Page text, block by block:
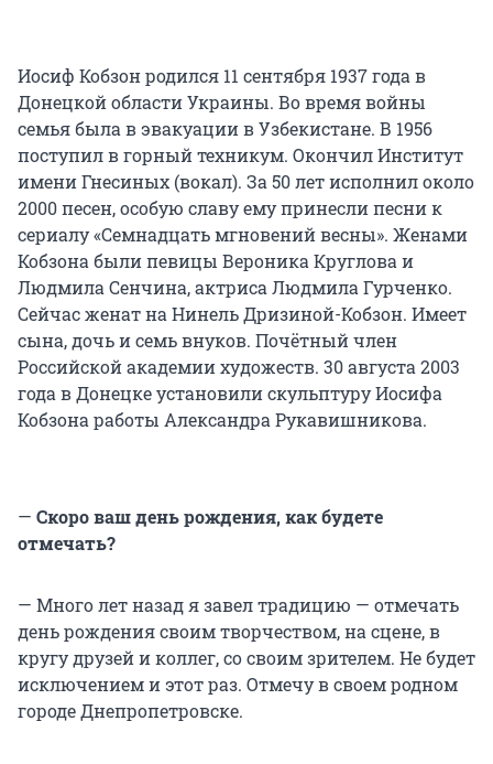
Иосиф Кобзон родился 11 сентября 1937 года в
Донецкой области Украины. Во время войны
семья была в эвакуации в Узбекистане. В 1956
поступил в горный техникум. Окончил Институт
имени Гнесиных (вокал). За 50 лет исполнил около
2000 песен, особую славу ему принесли песни к
сериалу «Семнадцать мгновений весны». Женами
Кобзона были певицы Вероника Круглова и
Людмила Сенчина, актриса Людмила Гурченко.
Сейчас женат на Нинель Дризиной-Кобзон. Имеет
сына, дочь и семь внуков. Почётный член
Российской академии художеств. 30 августа 2003
года в Донецке установили скульптуру Иосифа
Кобзона работы Александра Рукавишникова.
— Скоро ваш день рождения, как будете
отмечать?
— Много лет назад я завел традицию — отмечать
день рождения своим творчеством, на сцене, в
кругу друзей и коллег, со своим зрителем. Не будет
исключением и этот раз. Отмечу в своем родном
городе Днепропетровске.